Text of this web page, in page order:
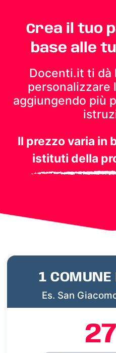
Crea il tuo
base alle
Docenti.it ti dà
personalizzare
aggiungendo più
Il prezzo varia in
istituti della
1 COMUNE
Es. San